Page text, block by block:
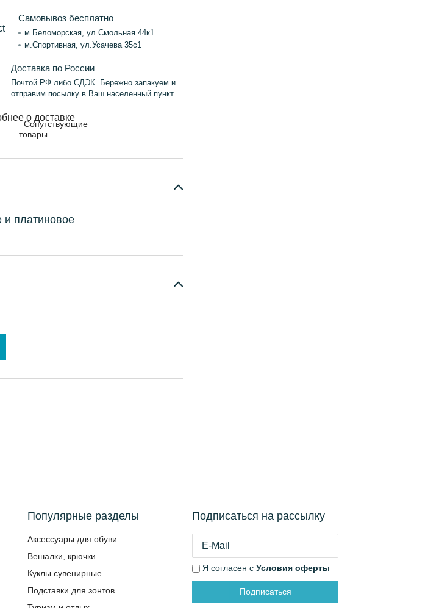
Сопутствующие
товары
Самовывоз бесплатно
м.Беломорская, ул.Смольная 44к1
м.Спортивная, ул.Усачева 35с1
Доставка по России
Почтой РФ либо СДЭК. Бережно запакуем и
отправим посылку в Ваш населенный пункт
о доставке
и платиновое
Популярные разделы
Аксессуары для обуви
Вешалки, крючки
Куклы сувенирные
Подставки для зонтов
Подписаться на рассылку
Я согласен с Условия оферты
Подписаться